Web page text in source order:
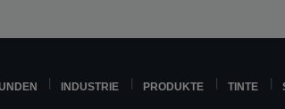
INDUSTRIE PRODUKTE TINTE